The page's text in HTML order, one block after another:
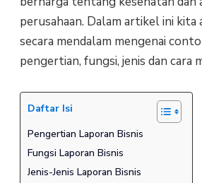
perusahaan. Dalam artikel ini kita
secara mendalam mengenai
pengertian, fungsi, jenis dan cara
Daftar Isi
Pengertian Laporan Bisnis
Fungsi Laporan Bisnis
Jenis-Jenis Laporan Bisnis